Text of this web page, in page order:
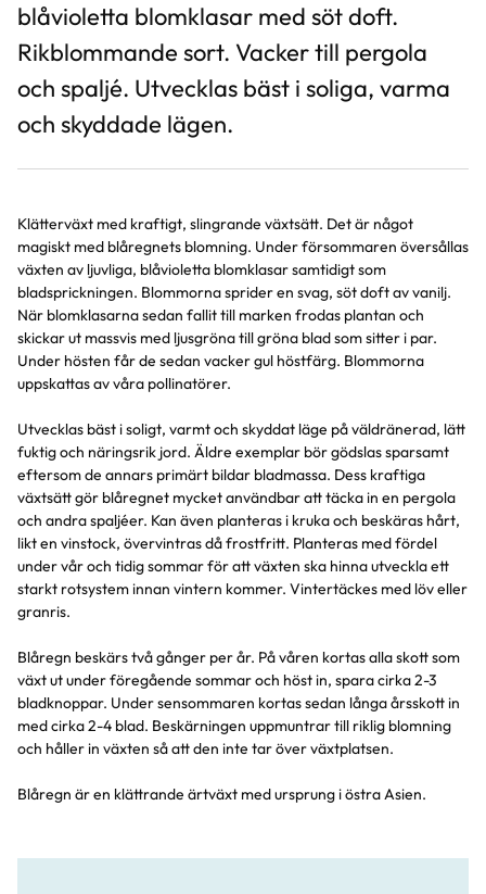
blåvioletta blomklasar med söt doft.
Rikblommande sort. Vacker till pergola
och spaljé. Utvecklas bäst i soliga, varma
och skyddade lägen.
Klätterväxt med kraftigt, slingrande växtsätt. Det är något
magiskt med blåregnets blomning. Under försommaren översållas
växten av ljuvliga, blåvioletta blomklasar samtidigt som
bladsprickningen. Blommorna sprider en svag, söt doft av vanilj.
När blomklasarna sedan fallit till marken frodas plantan och
skickar ut massvis med ljusgröna till gröna blad som sitter i par.
Under hösten får de sedan vacker gul höstfärg. Blommorna
uppskattas av våra pollinatörer.
Utvecklas bäst i soligt, varmt och skyddat läge på väldränerad, lätt
fuktig och näringsrik jord. Äldre exemplar bör gödslas sparsamt
eftersom de annars primärt bildar bladmassa. Dess kraftiga
växtsätt gör blåregnet mycket användbar att täcka in en pergola
och andra spaljéer. Kan även planteras i kruka och beskäras hårt,
likt en vinstock, övervintras då frostfritt. Planteras med fördel
under vår och tidig sommar för att växten ska hinna utveckla ett
starkt rotsystem innan vintern kommer. Vintertäckes med löv eller
granris.
Blåregn beskärs två gånger per år. På våren kortas alla skott som
växt ut under föregående sommar och höst in, spara cirka 2-3
bladknoppar. Under sensommaren kortas sedan långa årsskott in
med cirka 2-4 blad. Beskärningen uppmuntrar till riklig blomning
och håller in växten så att den inte tar över växtplatsen.
Blåregn är en klättrande ärtväxt med ursprung i östra Asien.